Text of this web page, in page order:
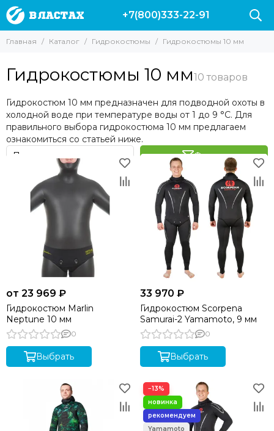
Гидрокостюмы
Гидрокостюмы 5 мм
Гидрокостюмы 9 мм
Гидрокостюмы 10 мм
Гидрокостюмы Марлин
Гидрокостюмы Salvimar
Гидрокостюмы Сарган
Гидрокостюмы Аквадискавери
Гидрокостюм Epsealon
Гидрокостюм Скорпена
Аксессуары для гидрокостюмов
Разгрузочные жилеты для подводной охоты
Гидрокостюмы Cressi
Поддевки | Майки | Шорты
Гидрокостюмы Beuchat
Индивидуальный пошив
Гидрокостюмы AquaTeam
+7(800)333-22-91
Главная Каталог Гидрокостюмы Гидрокостюмы 10 мм
Гидрокостюмы 10 мм
Гидрокостюм 10 мм предназначен для подводной охоты в
холодной воде при температуре воды от 1 до 9 °C. Для
правильного выбора гидрокостюма 10 мм предлагаем
ознакомиться со статьей ниже.
Фильтр
от 23 969 ₽
Гидрокостюм Marlin
Neptune 10 мм
0
Выбрать
33 970 ₽
Гидрокостюм Scorpena
Samurai-2 Yamamoto, 9 мм
0
Выбрать
−13%